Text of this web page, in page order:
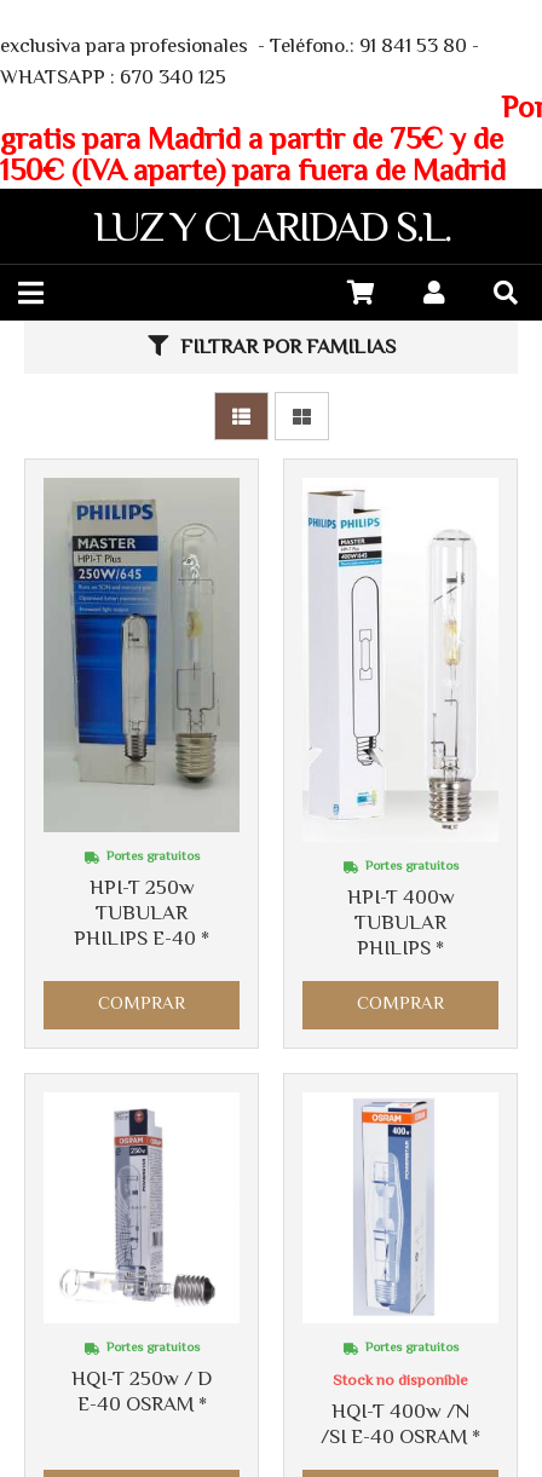
exclusiva para profesionales - Teléfono.: 91 841 53 80 -
WHATSAPP : 670 340 125
gratis para Madrid a partir de 75€ y de
150€ (IVA aparte) para fuera de Madrid
LUZ Y CLARIDAD S.L.
FILTRAR POR FAMILIAS
HPI-T 250w
TUBULAR
PHILIPS E-40 *
Portes gratuitos
COMPRAR
HPI-T 400w
TUBULAR
PHILIPS *
Portes gratuitos
COMPRAR
HQI-T 250w / D
E-40 OSRAM *
Portes gratuitos
HQI-T 400w /N
/SI E-40 OSRAM *
Portes gratuitos
Stock no disponible
Más info
Más info